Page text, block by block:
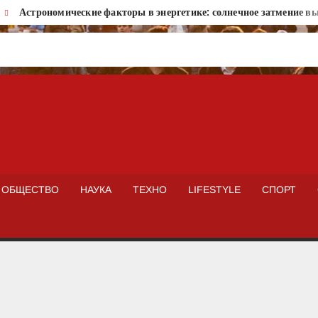
Астрономические факторы в энергетике: солнечное затмение
ОБЩЕСТВО НАУКА ТЕХНО LIFESTYLE СПОРТ